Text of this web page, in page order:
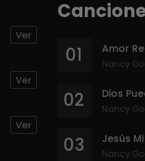
01 Amor
Nancy
02 Nancy
03 Jesús
Nancy
Ver
Ver
Ver